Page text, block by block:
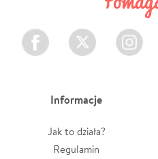
Facebook Twitter Instagram
Informacje
Jak to działa?
Regulamin